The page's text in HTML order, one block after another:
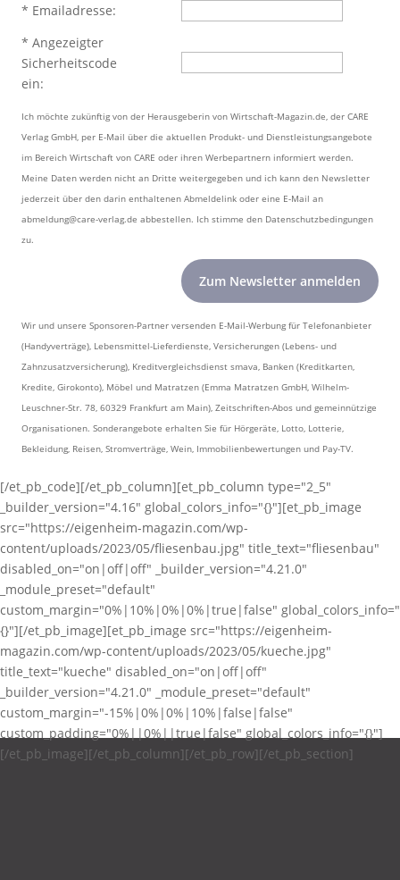
* Emailadresse:
* Angezeigter
Sicherheitscode
ein:
Ich möchte zukünftig von der Herausgeberin von Wirtschaft-Magazin.de, der CARE
Verlag GmbH, per E-Mail über die aktuellen Produkt- und Dienstleistungsangebote
im Bereich Wirtschaft von CARE oder ihren Werbepartnern informiert werden.
Meine Daten werden nicht an Dritte weitergegeben und ich kann den Newsletter
jederzeit über den darin enthaltenen Abmeldelink oder eine E-Mail an
abmeldung@care-verlag.de abbestellen. Ich stimme den Datenschutzbedingungen
zu.
Wir und unsere Sponsoren-Partner versenden E-Mail-Werbung für Telefonanbieter
(Handyverträge), Lebensmittel-Lieferdienste, Versicherungen (Lebens- und
Zahnzusatzversicherung), Kreditvergleichsdienst smava, Banken (Kreditkarten,
Kredite, Girokonto), Möbel und Matratzen (Emma Matratzen GmbH, Wilhelm-
Leuschner-Str. 78, 60329 Frankfurt am Main), Zeitschriften-Abos und gemeinnützige
Organisationen. Sonderangebote erhalten Sie für Hörgeräte, Lotto, Lotterie,
Bekleidung, Reisen, Stromverträge, Wein, Immobilienbewertungen und Pay-TV.
[/et_pb_code][/et_pb_column][et_pb_column type="2_5"
_builder_version="4.16" global_colors_info="{}"][et_pb_image
src="https://eigenheim-magazin.com/wp-
content/uploads/2023/05/fliesenbau.jpg" title_text="fliesenbau"
disabled_on="on|off|off" _builder_version="4.21.0"
_module_preset="default"
custom_margin="0%|10%|0%|0%|true|false" global_colors_info="
{}"][/et_pb_image][et_pb_image src="https://eigenheim-
magazin.com/wp-content/uploads/2023/05/kueche.jpg"
title_text="kueche" disabled_on="on|off|off"
_builder_version="4.21.0" _module_preset="default"
custom_margin="-15%|0%|0%|10%|false|false"
custom_padding="0%||0%||true|false" global_colors_info="{}"]
[/et_pb_image][/et_pb_column][/et_pb_row][/et_pb_section]
DATENSCHUTZ
IMPRESSUM
KONTAKT